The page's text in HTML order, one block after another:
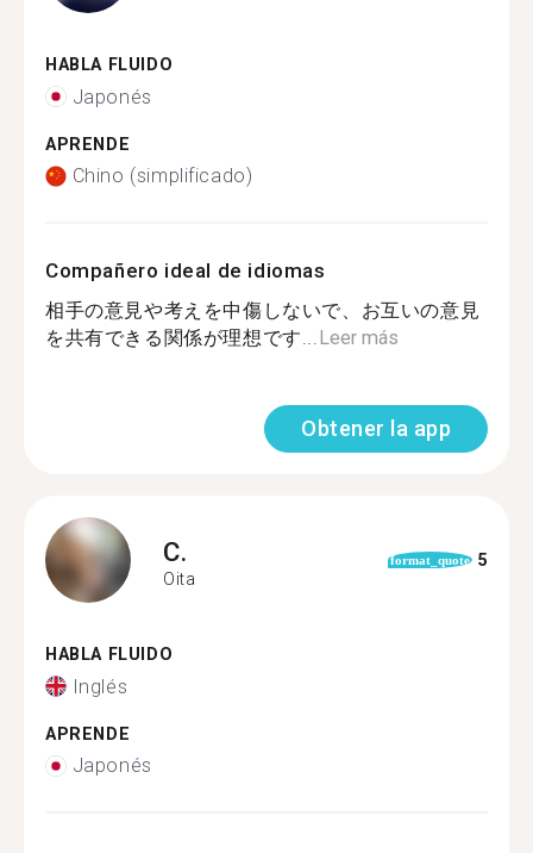
HABLA FLUIDO
Japonés
APRENDE
Chino (simplificado)
Compañero ideal de idiomas
相手の意見や考えを中傷しないで、お互いの意見
を共有できる関係が理想です...Leer más
Obtener la app
C.
Oita
format_quote 5
HABLA FLUIDO
Inglés
APRENDE
Japonés